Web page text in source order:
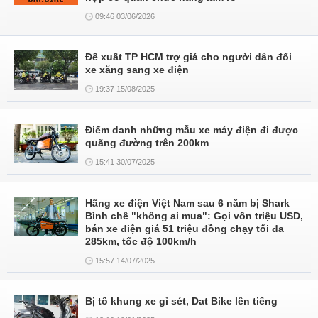
09:46 03/06/2026
Đề xuất TP HCM trợ giá cho người dân đổi
xe xăng sang xe điện
19:37 15/08/2025
Điểm danh những mẫu xe máy điện đi được
quãng đường trên 200km
15:41 30/07/2025
Hãng xe điện Việt Nam sau 6 năm bị Shark
Bình chê "không ai mua": Gọi vốn triệu USD,
bán xe điện giá 51 triệu đồng chạy tối đa
285km, tốc độ 100km/h
15:57 14/07/2025
Bị tố khung xe gỉ sét, Dat Bike lên tiếng